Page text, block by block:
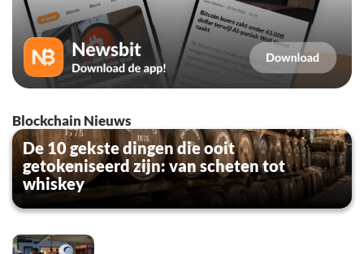
Blockchain Nieuws
De 10 gekste dingen die ooit
getokeniseerd zijn: van scheten tot
whiskey